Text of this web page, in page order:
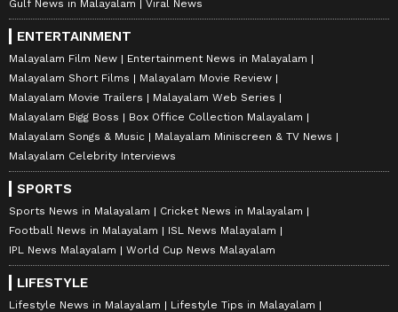
Gulf News in Malayalam
Viral News
ENTERTAINMENT
Malayalam Film New
Entertainment News in Malayalam
Malayalam Short Films
Malayalam Movie Review
Malayalam Movie Trailers
Malayalam Web Series
Malayalam Bigg Boss
Box Office Collection Malayalam
Malayalam Songs & Music
Malayalam Miniscreen & TV News
Malayalam Celebrity Interviews
SPORTS
Sports News in Malayalam
Cricket News in Malayalam
Football News in Malayalam
ISL News Malayalam
IPL News Malayalam
World Cup News Malayalam
LIFESTYLE
Lifestyle News in Malayalam
Lifestyle Tips in Malayalam